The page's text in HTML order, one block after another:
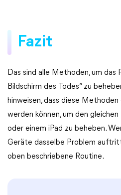
Fazit
Das sind alle Methoden, um das
Bildschirm des Todes“ zu
hinweisen, dass diese
werden können, um den
oder einem iPad zu beheben.
Geräte dasselbe Problem
oben beschriebene Routine.